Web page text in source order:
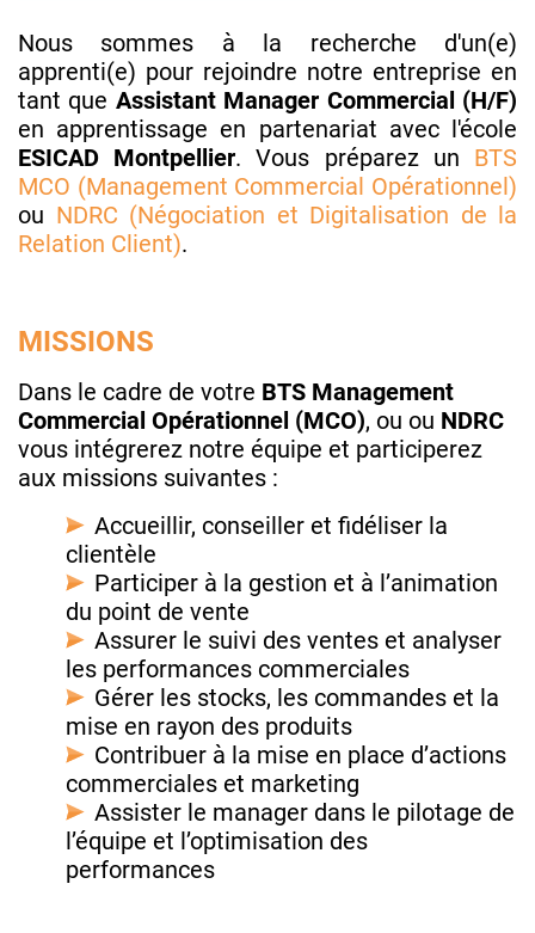
Nous sommes à la recherche d'un(e)
apprenti(e) pour rejoindre notre entreprise en
tant que Assistant Manager Commercial (H/F)
en apprentissage en partenariat avec l'école
ESICAD Montpellier. Vous préparez un BTS
MCO (Management Commercial Opérationnel)
ou NDRC (Négociation et Digitalisation de la
Relation Client).
MISSIONS
Dans le cadre de votre BTS Management
Commercial Opérationnel (MCO), ou ou NDRC
vous intégrerez notre équipe et participerez
aux missions suivantes :
Accueillir, conseiller et fidéliser la
clientèle
Participer à la gestion et à l’animation
du point de vente
Assurer le suivi des ventes et analyser
les performances commerciales
Gérer les stocks, les commandes et la
mise en rayon des produits
Contribuer à la mise en place d’actions
commerciales et marketing
Assister le manager dans le pilotage de
l’équipe et l’optimisation des
performances